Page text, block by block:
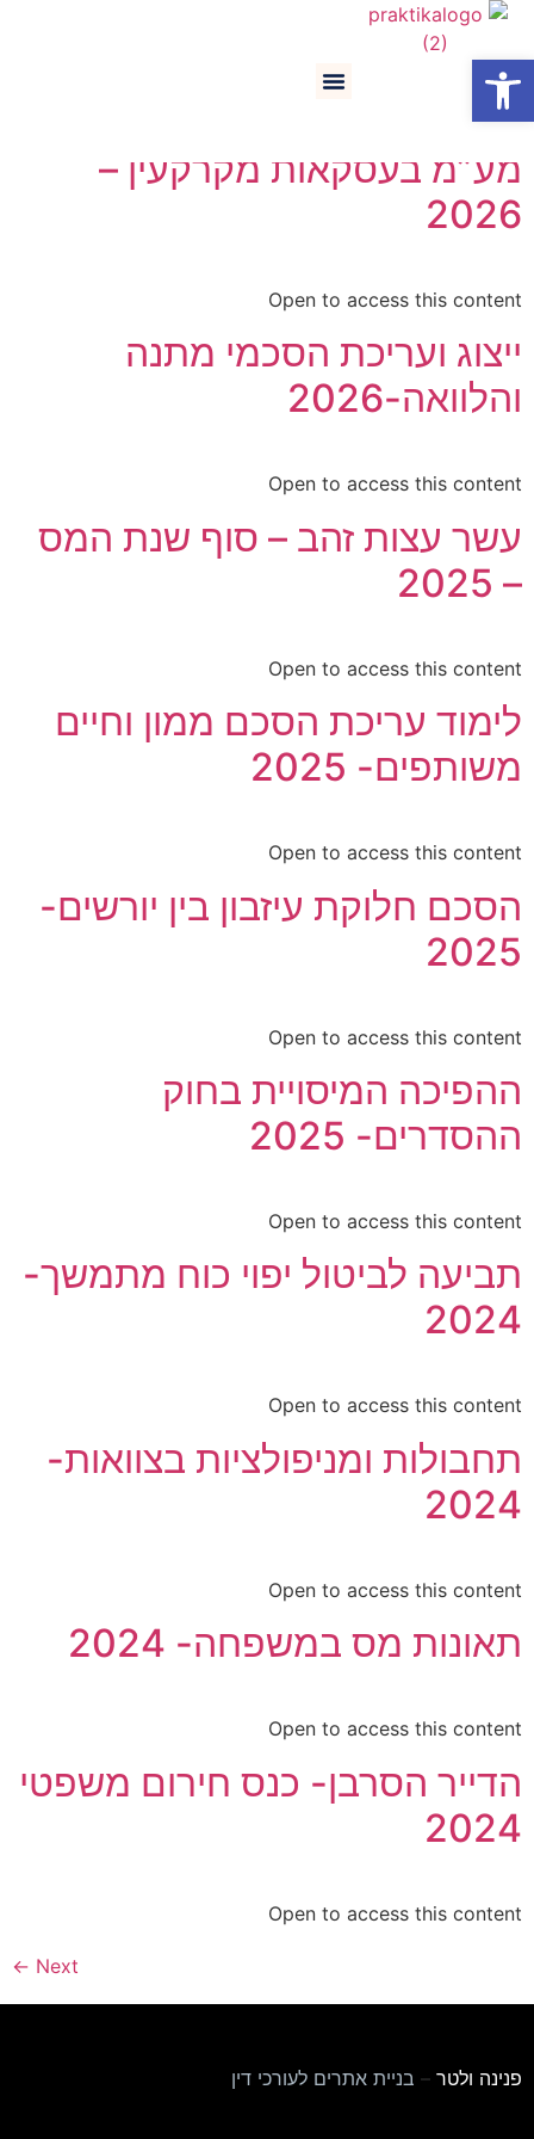
קטגוריית קורס:
מע”מ בעסקאות מקרקעין –
2026
Open to access this content
ייצוג ועריכת הסכמי מתנה
והלוואה-2026
Open to access this content
עשר עצות זהב – סוף שנת המס
– 2025
Open to access this content
לימוד עריכת הסכם ממון וחיים
משותפים- 2025
Open to access this content
הסכם חלוקת עיזבון בין יורשים-
2025
Open to access this content
ההפיכה המיסויית בחוק
ההסדרים- 2025
Open to access this content
תביעה לביטול יפוי כוח מתמשך-
2024
Open to access this content
תחבולות ומניפולציות בצוואות-
2024
Open to access this content
תאונות מס במשפחה- 2024
Open to access this content
הדייר הסרבן- כנס חירום משפטי
2024
Open to access this content
Next
←
פנינה ולטר – בניית אתרים לעורכי דין
פתח סרגל נגישות